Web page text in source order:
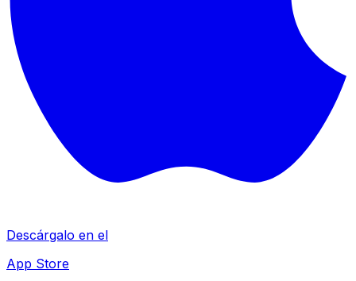
Descárgalo en el
App Store